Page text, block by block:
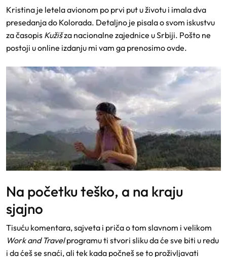
Kristina je letela avionom po prvi put u životu i imala dva
presedanja do Kolorada. Detaljno je pisala o svom iskustvu
za časopis Kužišza nacionalne zajednice u Srbiji. Pošto ne
postoji u online izdanju mi vam ga prenosimo ovde.
Na početku teško, a na kraju
sjajno
Tisuću komentara, sajveta i priča o tom slavnom i velikom
Work and Travelprogramu ti stvori sliku da će sve biti u redu
i da ćeš se snaći, ali tek kada počneš se to proživljavati